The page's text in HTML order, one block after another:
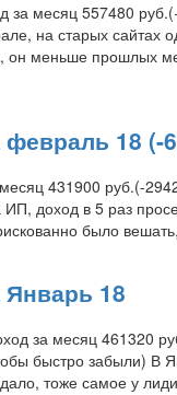
за месяц 557480
на старых сайтах
он меньше прошлых
февраль 18 (-
431900 руб.(-
доход в 5 раз
было
Январь 18
за месяц 461320
быстро забыли) В
тоже самое у